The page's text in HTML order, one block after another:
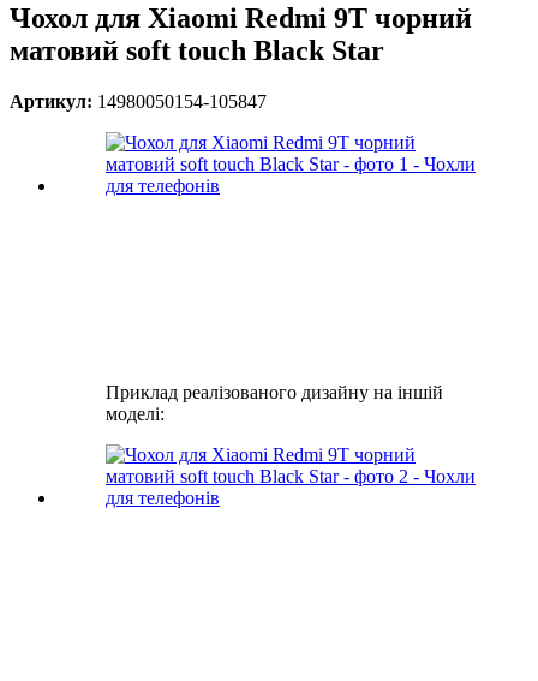
Чохол для Xiaomi Redmi 9T чорний
матовий soft touch Black Star
Артикул: 14980050154-105847
Приклад реалізованого дизайну на іншій
моделі: